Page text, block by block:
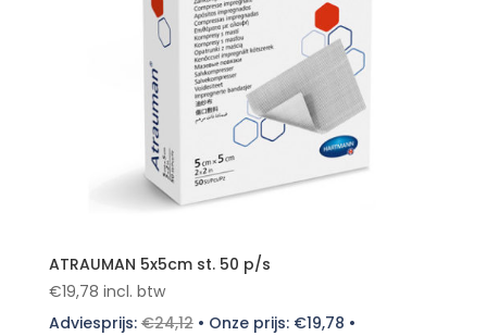
ATRAUMAN 5x5cm st. 50 p/s
€19,78 incl. btw
Adviesprijs:€24,12• Onze prijs: €19,78 •